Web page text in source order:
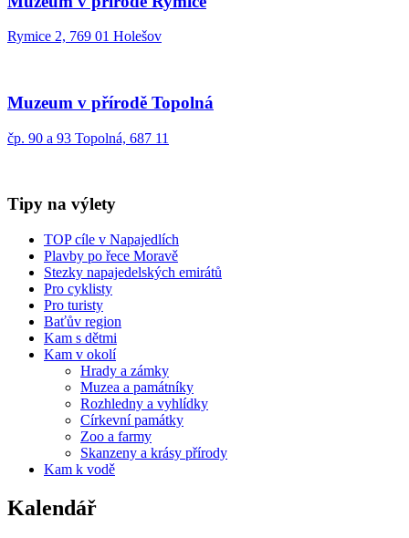
Rymice 2, 769 01 Holešov
Muzeum v přírodě Topolná
čp. 90 a 93 Topolná, 687 11
Tipy na výlety
TOP cíle v Napajedlích
Plavby po řece Moravě
Stezky napajedelských emirátů
Pro cyklisty
Pro turisty
Baťův region
Kam s dětmi
Kam v okolí
Hrady a zámky
Muzea a památníky
Rozhledny a vyhlídky
Církevní památky
Zoo a farmy
Skanzeny a krásy přírody
Kam k vodě
Kalendář